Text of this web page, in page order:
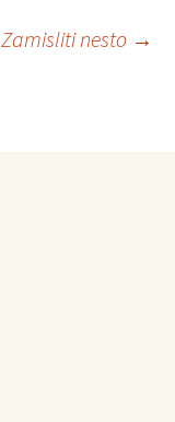
Zamisliti nesto →